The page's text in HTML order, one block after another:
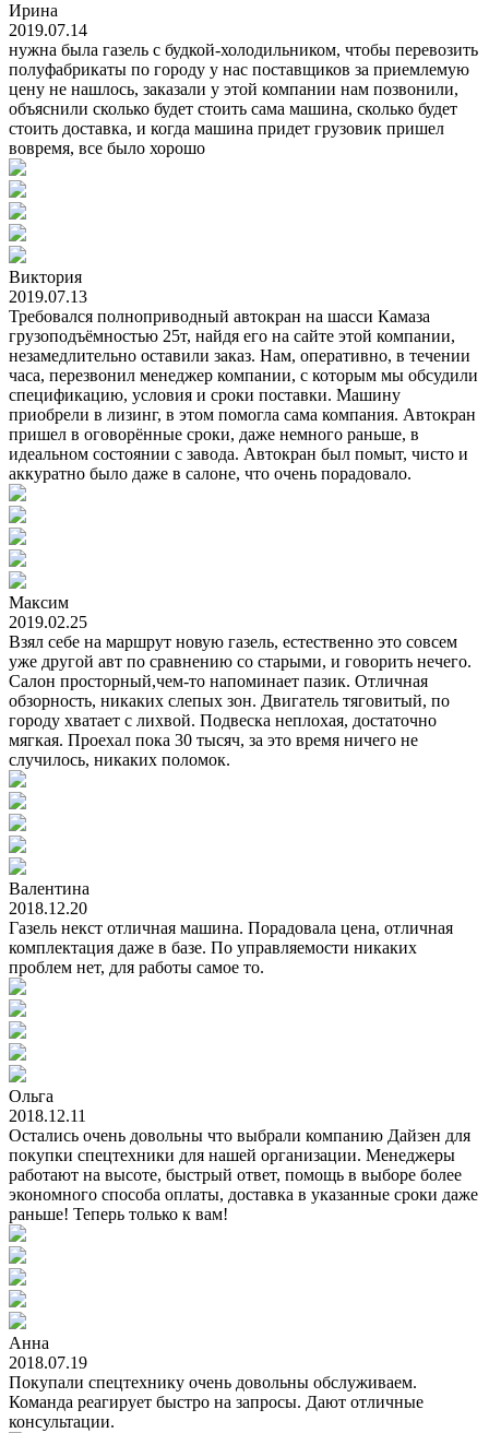
Ирина
2019.07.14
нужна была газель с будкой-холодильником, чтобы перевозить
полуфабрикаты по городу у нас поставщиков за приемлемую
цену не нашлось, заказали у этой компании нам позвонили,
объяснили сколько будет стоить сама машина, сколько будет
стоить доставка, и когда машина придет грузовик пришел
вовремя, все было хорошо
Виктория
2019.07.13
Требовался полноприводный автокран на шасси Камаза
грузоподъёмностью 25т, найдя его на сайте этой компании,
незамедлительно оставили заказ. Нам, оперативно, в течении
часа, перезвонил менеджер компании, с которым мы обсудили
спецификацию, условия и сроки поставки. Машину
приобрели в лизинг, в этом помогла сама компания. Автокран
пришел в оговорённые сроки, даже немного раньше, в
идеальном состоянии с завода. Автокран был помыт, чисто и
аккуратно было даже в салоне, что очень порадовало.
Максим
2019.02.25
Взял себе на маршрут новую газель, естественно это совсем
уже другой авт по сравнению со старыми, и говорить нечего.
Салон просторный,чем-то напоминает пазик. Отличная
обзорность, никаких слепых зон. Двигатель тяговитый, по
городу хватает с лихвой. Подвеска неплохая, достаточно
мягкая. Проехал пока 30 тысяч, за это время ничего не
случилось, никаких поломок.
Валентина
2018.12.20
Газель некст отличная машина. Порадовала цена, отличная
комплектация даже в базе. По управляемости никаких
проблем нет, для работы самое то.
Ольга
2018.12.11
Остались очень довольны что выбрали компанию Дайзен для
покупки спецтехники для нашей организации. Менеджеры
работают на высоте, быстрый ответ, помощь в выборе более
экономного способа оплаты, доставка в указанные сроки даже
раньше! Теперь только к вам!
Анна
2018.07.19
Покупали спецтехнику очень довольны обслуживаем.
Команда реагирует быстро на запросы. Дают отличные
консультации.